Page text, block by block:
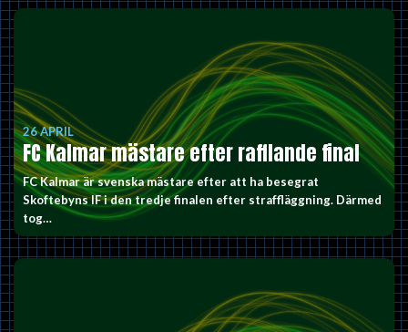
26 APRIL
FC Kalmar mästare efter rafflande final
FC Kalmar är svenska mästare efter att ha besegrat
Skoftebyns IF i den tredje finalen efter straffläggning. Därmed
tog…